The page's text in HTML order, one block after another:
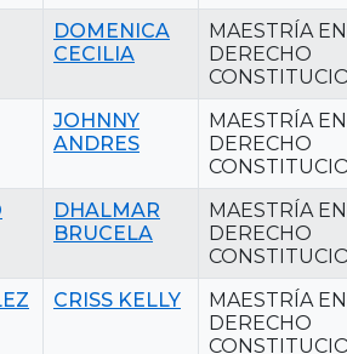
DOMENICA
CECILIA
MAESTRÍA EN
DERECHO
JOHNNY
ANDRES
MAESTRÍA EN
DERECHO
DHALMAR
BRUCELA
MAESTRÍA EN
DERECHO
CRISS KELLY
MAESTRÍA EN
DERECHO